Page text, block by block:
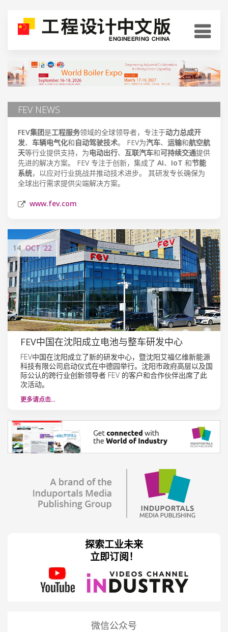
FEV NEWS
FEV集团是工程服务领域的全球领导者，专注于动力总成开
发、 车辆电气化和自动驾驶技术。 FEV为汽车、 运输和航空航
天等行业提供支持，为电动出行、 互联汽车和可持续交通提供
先进的解决方案。 FEV 专注于创新，集成了 AI、 IoT 和节能
系统，以应对行业挑战并推动技术进步。 其研发专长确保为
全球出行需求提供尖端解决方案。
www.fev.com
14 OCT'22
FEV中国在沈阳成立电池与整车研发中心
FEV中国在沈阳成立了新的研发中心，暨沈阳艾福亿维新能源
科技有限公司启动仪式在中德园举行。沈阳市政府高层以及国
际公认的跨行业创新领导者 FEV 的客户和合作伙伴出席了此
次活动。
更多请点击…
探索工业未来
立即订阅！
微信公众号